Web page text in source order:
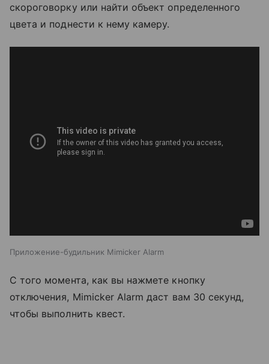
скороговорку или найти объект определенного
цвета и поднести к нему камеру.
Приложение-будильник Mimicker Alarm
С того момента, как вы нажмете кнопку
отключения, Mimicker Alarm даст вам 30 секунд,
чтобы выполнить квест.